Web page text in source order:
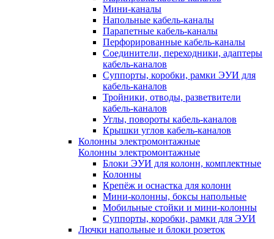
Мини-каналы
Напольные кабель-каналы
Парапетные кабель-каналы
Перфорированные кабель-каналы
Соединители, переходники, адаптеры
кабель-каналов
Суппорты, коробки, рамки ЭУИ для
кабель-каналов
Тройники, отводы, разветвители
кабель-каналов
Углы, повороты кабель-каналов
Крышки углов кабель-каналов
Колонны электромонтажные
Колонны электромонтажные
Блоки ЭУИ для колонн, комплектные
Колонны
Крепёж и оснастка для колонн
Мини-колонны, боксы напольные
Мобильные стойки и мини-колонны
Суппорты, коробки, рамки для ЭУИ
Лючки напольные и блоки розеток